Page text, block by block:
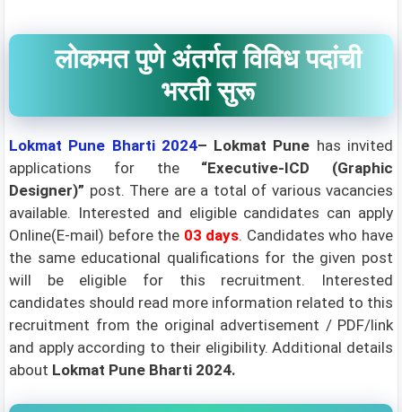
लोकमत पुणे अंतर्गत विविध पदांची
भरती सुरू
Lokmat Pune Bharti 2024– Lokmat Pune has invited
applications for the “Executive-ICD (Graphic
Designer)” post. There are a total of various vacancies
available. Interested and eligible candidates can apply
Online(E-mail) before the 03 days. Candidates who have
the same educational qualifications for the given post
will be eligible for this recruitment. Interested
candidates should read more information related to this
recruitment from the original advertisement / PDF/link
and apply according to their eligibility.Additional details
about Lokmat Pune Bharti 2024.